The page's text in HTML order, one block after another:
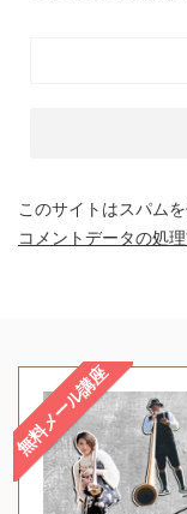
このサイトはスパム
コメントデータの処
無料メール講座